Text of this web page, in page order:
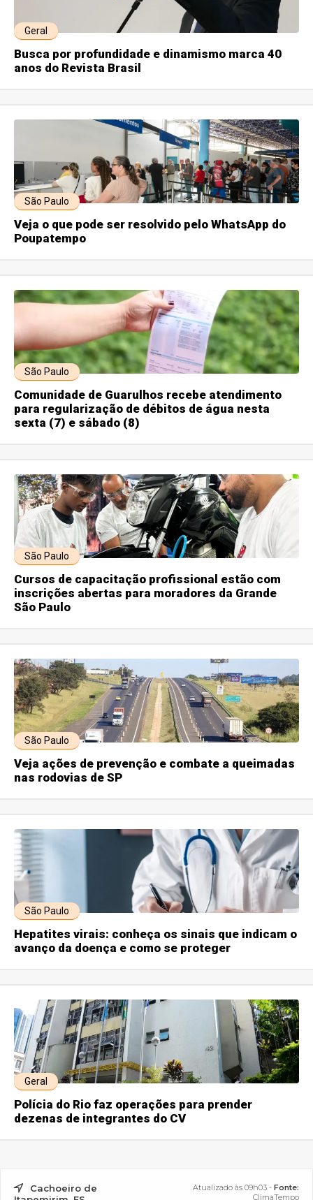
Geral
Busca por profundidade e dinamismo marca 40
anos do Revista Brasil
São Paulo
Veja o que pode ser resolvido pelo WhatsApp do
Poupatempo
São Paulo
Comunidade de Guarulhos recebe atendimento
para regularização de débitos de água nesta
sexta (7) e sábado (8)
São Paulo
Cursos de capacitação profissional estão com
inscrições abertas para moradores da Grande
São Paulo
São Paulo
Veja ações de prevenção e combate a queimadas
nas rodovias de SP
São Paulo
Hepatites virais: conheça os sinais que indicam o
avanço da doença e como se proteger
Geral
Polícia do Rio faz operações para prender
dezenas de integrantes do CV
Cachoeiro de
Atualizado às 09h03 - Fonte:
ClimaTempo